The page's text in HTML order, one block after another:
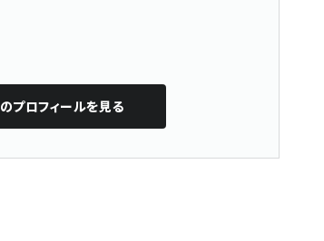
のプロフィールを見る